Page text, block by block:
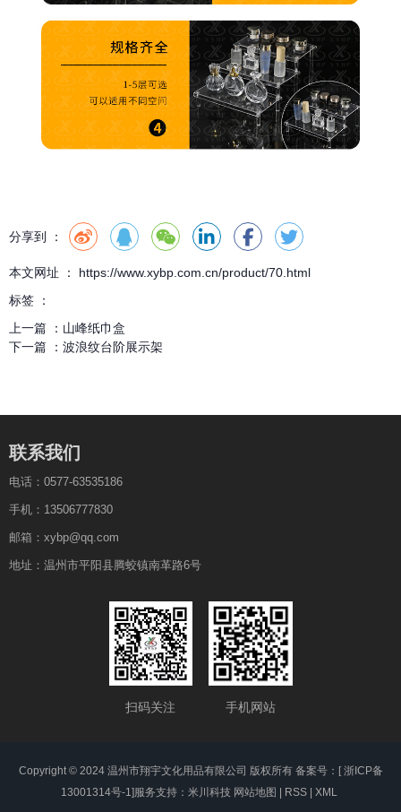
分享到 ：
本文网址 ： https://www.xybp.com.cn/product/70.html
标签 ：
上一篇 ： 山峰纸巾盒
下一篇 ： 波浪纹台阶展示架
联系我们
电话：0577-63535186
手机：13506777830
邮箱：xybp@qq.com
地址：温州市平阳县腾蛟镇南革路6号
扫码关注 手机网站
Copyright © 2024 温州市翔宇文化用品有限公司 版权所有 备案号：[浙ICP备
13001314号-1 ]服务支持：米川科技 网站地图 | RSS | XML